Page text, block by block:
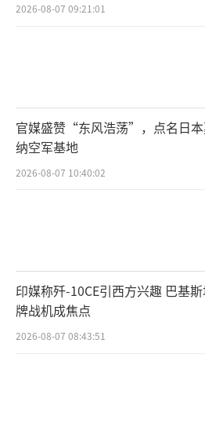
2026-08-07 09:21:01
官媒盛赞“东风浩荡”，点名日
纳空军基地
2026-08-07 10:40:02
印媒称歼-10CE引西方兴趣 巴基
牌战机成焦点
2026-08-07 08:43:51